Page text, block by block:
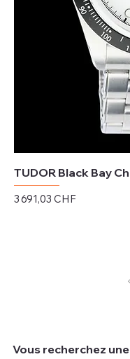
Vous recherchez
TUDOR Black Bay
Prix
3 691,03 CHF